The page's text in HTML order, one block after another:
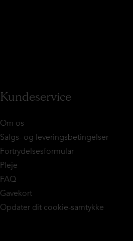
Kundeservice
Om os
Salgs- og leveringsbetingelser
Fortrydelsesformular
Pleje
FAQ
Gavekort
Opdater dit cookie-samtykke